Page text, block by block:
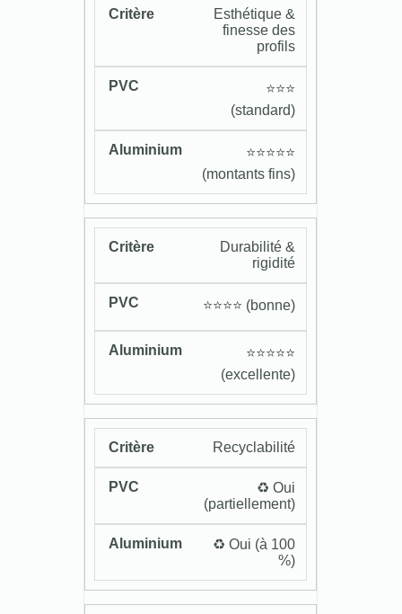
Esthétique &
finesse des
profils
⭐️⭐️⭐️
(standard)
⭐️⭐️⭐️⭐️⭐️
(montants fins)
Durabilité &
rigidité
⭐️⭐️⭐️⭐️ (bonne)
⭐️⭐️⭐️⭐️⭐️
(excellente)
Recyclabilité
♻️ Oui
(partiellement)
♻️ Oui (à 100
%)